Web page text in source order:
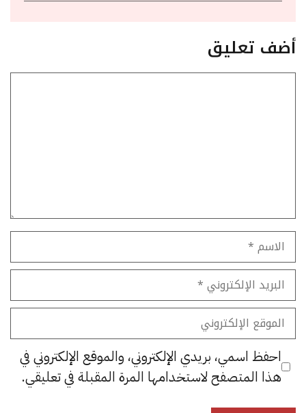
أضف تعليق
الاسم
البريد
الإلكتروني
الموقع
الإلكتروني
احفظ اسمي، بريدي الإلكتروني، والموقع الإلكتروني في
هذا المتصفح لاستخدامها المرة المقبلة في تعليقي.